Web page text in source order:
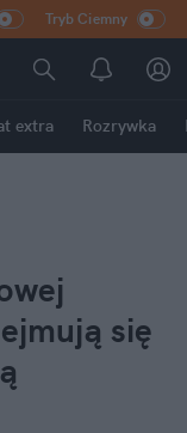
Tryb Ciemny
extra Rozrywka
się